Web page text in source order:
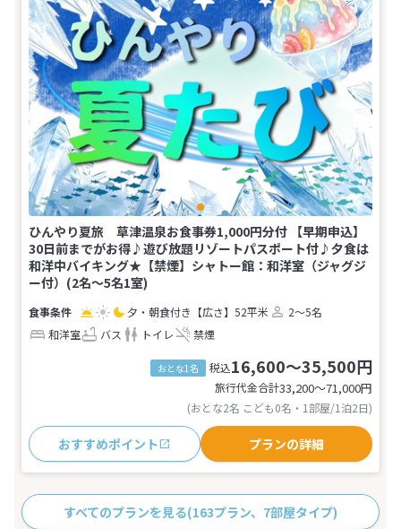
ひんやり夏旅 草津温泉お食事券1,000円分付 【早期申込】
30日前までがお得♪遊び放題リゾートパスポート付♪夕食は
和洋中バイキング★【禁煙】シャトー館：和洋室（ジャグジ
ー付）(2名～5名1室)
夕・朝食付き 【広さ】52平米
2～5名
和洋室
バス トイレ 禁煙
おとな1名 税込16,600～35,500円
旅行代金合計33,200〜71,000円
(おとな2名 こども0名・1部屋/1泊2日)
おすすめポイント プランの詳細
すべてのプランを見る(163プラン、7部屋タイプ)